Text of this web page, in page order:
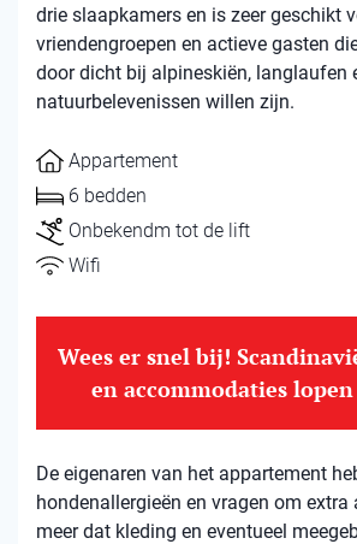
drie slaapkamers en is zeer geschikt
vriendengroepen en actieve gasten
door dicht bij alpineskiën, langlaufen
natuurbelevenissen willen zijn.
Appartement
6 bedden
Onbekendm tot de lift
Wifi
Wees er snel bij!
en accommodaties
De eigenaren van het appartement
hondenallergieën en vragen om extra
meer dat kleding en eventueel